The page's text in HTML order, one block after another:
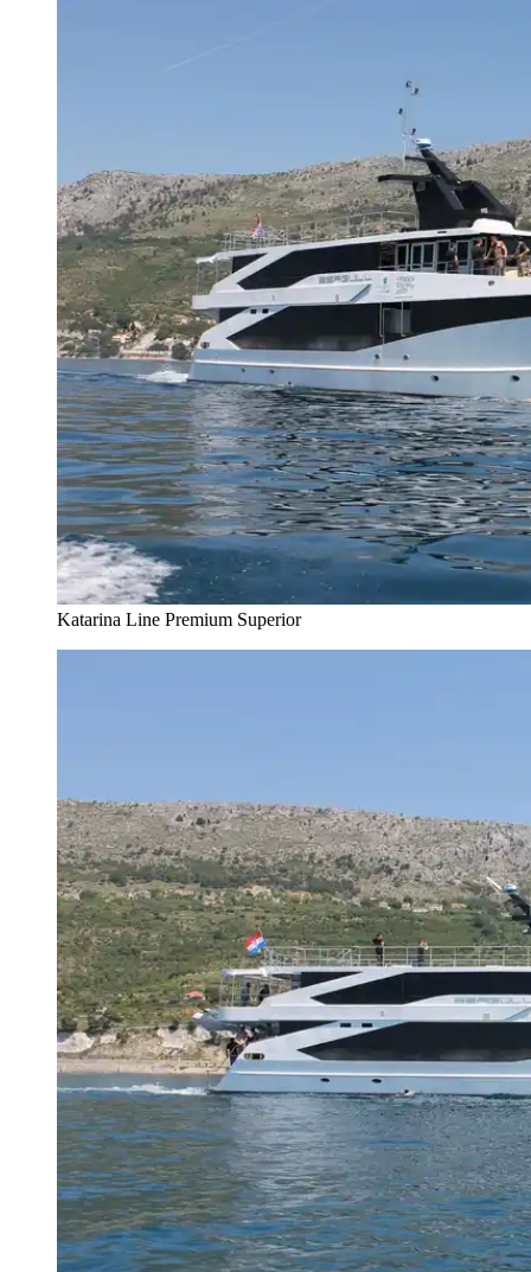
Katarina Line Premium Superior